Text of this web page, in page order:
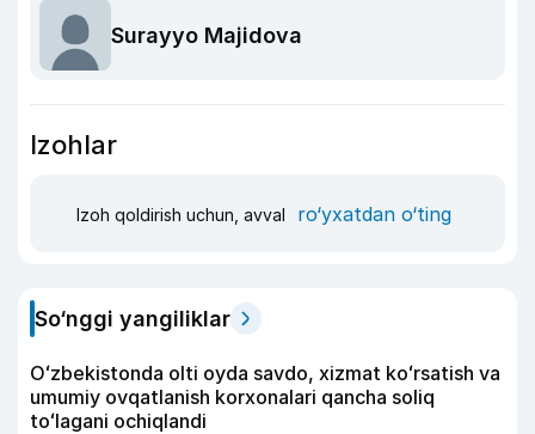
Surayyo Majidova
Izohlar
Izoh qoldirish uchun, avval ro‘yxatdan o‘ting
So‘nggi yangiliklar
Oʻzbekistonda olti oyda savdo, xizmat koʻrsatish va
umumiy ovqatlanish korxonalari qancha soliq
toʻlagani ochiqlandi